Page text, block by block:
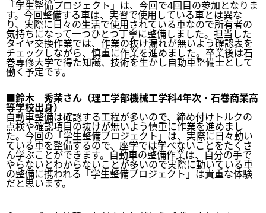
「学生整備プロジェクト」は、今回で4回目の参加となりま
す。今回整備する車は、実習で使用している車とは異な
り、実際に日々の生活で使用されている車なので所有者の
気持ちになって一つひとつ丁寧に整備しました。担当した
タイヤ交換作業では、作業の抜け漏れが無いよう確認表を
チェックしながら、慎重に作業を進めました。卒業後は石
巻専修大学で得た知識、技術を生かし自動車整備士として
働く予定です。
■鈴木 秀茉さん（理工学部機械工学科4年次・石巻商業高
等学校出身）
自動車整備は確認する工程が多いので、締め付けトルクの
点検や確認項目の抜けが無いよう慎重に作業を進めまし
た。今回の「学生整備プロジェクト」は、実際に日々動い
ている車を整備するので、座学では学べないことをたくさ
ん学ぶことができます。自動車の整備作業は、自分の手で
やらないとわからないことが多いので実際に動いている車
の整備に携われる「学生整備プロジェクト」は貴重な体験
だと思います。